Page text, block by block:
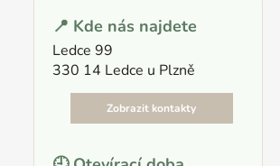
📍 Kde nás najdete
Ledce 99
330 14 Ledce u Plzně
Zobrazit kontakty